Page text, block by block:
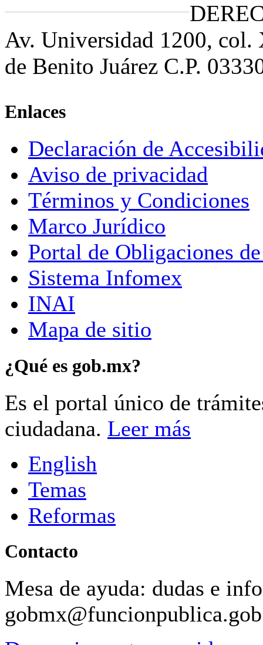
Av. Universidad 1200,
de Benito Juárez C.P.
Enlaces
Declaración de
Aviso de privacidad
Términos y Condiciones
Marco Jurídico
Portal de Obligaciones
Sistema Infomex
INAI
Mapa de sitio
¿Qué es gob.mx?
Es el portal único de
ciudadana. Leer más
English
Temas
Reformas
Contacto
Mesa de ayuda: dudas e